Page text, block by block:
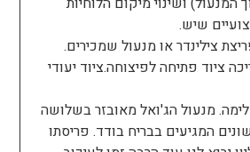
שיש.
צילינדר או מנעול שמכירים.
פתיחה לפיצוחה.ציוד יעודי
מנעול הג'ואל מאובזר בשלושה
המגיעים בבריח בודד. פריסתו